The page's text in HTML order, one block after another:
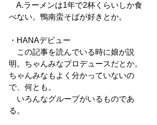
A.ラーメンは1年で2杯くらいしか食
べない。鴨南蛮そばが好きとか。
・HANAデビュー
この記事を読んでいる時に娘が説
明。ちゃんみなプロデュースだとか。
ちゃんみなもよく分かっていないの
で、何とも。
いろんなグループがいるものであ
る。